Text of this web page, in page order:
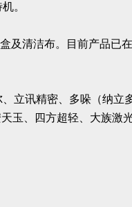
。
及清洁布。目前产品已
立讯精密、多哚（纳立
玉、四方超轻、大族激